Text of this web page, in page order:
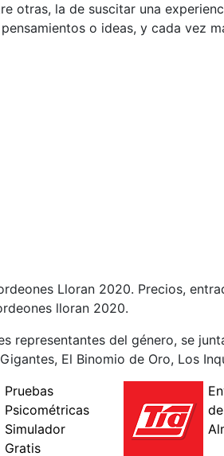
otras, la de suscitar una
o ideas, y cada vez
Lloran 2020. Precios,
lloran 2020.
representantes del género, se
El Binomio de Oro, Los